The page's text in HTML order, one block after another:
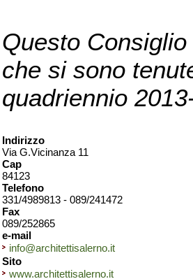
Questo
che si sono
quadriennio
Indirizzo
Via G.Vicinanza 11
Cap
84123
Telefono
331/4989813 - 089/241472
Fax
089/252865
e-mail
info@architettisalerno.it
Sito
www.architettisalerno.it